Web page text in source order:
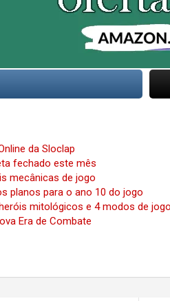
da Sloclap
fechado este mês
mecânicas de jogo
planos para o ano 10 do jogo
mitológicos e 4 modos de jogo
Era de Combate